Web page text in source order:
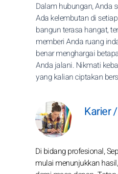
Dalam hubungan, Anda
Ada kelembutan di
bangun terasa hangat,
memberi Anda ruang
benar menghargai
Anda jalani. Nikmati
yang kalian ciptakan
Karier
Di bidang profesional,
mulai menunjukkan